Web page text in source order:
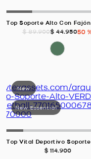
$ 89.900$ 44.95050
$ 114.900